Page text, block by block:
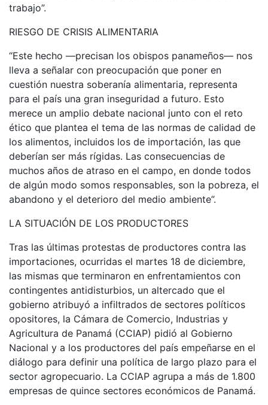
trabajo”.
RIESGO DE CRISIS ALIMENTARIA
“Este hecho —precisan los obispos panameños— nos
lleva a señalar con preocupación que poner en
cuestión nuestra soberanía alimentaria, representa
para el país una gran inseguridad a futuro. Esto
merece un amplio debate nacional junto con el reto
ético que plantea el tema de las normas de calidad de
los alimentos, incluidos los de importación, las que
deberían ser más rígidas. Las consecuencias de
muchos años de atraso en el campo, en donde todos
de algún modo somos responsables, son la pobreza, el
abandono y el deterioro del medio ambiente”.
LA SITUACIÓN DE LOS PRODUCTORES
Tras las últimas protestas de productores contra las
importaciones, ocurridas el martes 18 de diciembre,
las mismas que terminaron en enfrentamientos con
contingentes antidisturbios, un altercado que el
gobierno atribuyó a infiltrados de sectores políticos
opositores, la Cámara de Comercio, Industrias y
Agricultura de Panamá (CCIAP) pidió al Gobierno
Nacional y a los productores del país empeñarse en el
diálogo para definir una política de largo plazo para el
sector agropecuario. La CCIAP agrupa a más de 1.800
empresas de quince sectores económicos de Panamá.